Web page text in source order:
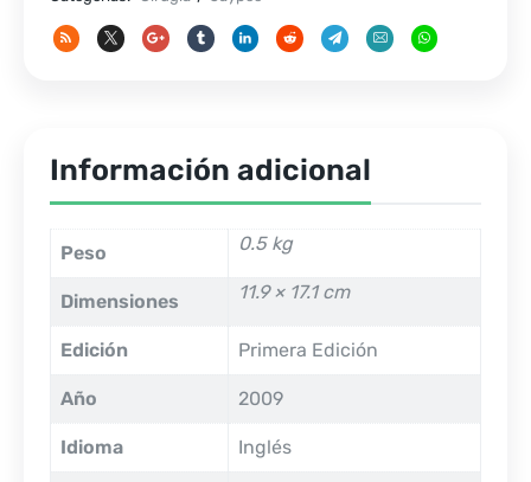
Información adicional
Peso 0.5 kg
Dimensiones 11.9 × 17.1 cm
Edición Primera Edición
Año 2009
Idioma Inglés